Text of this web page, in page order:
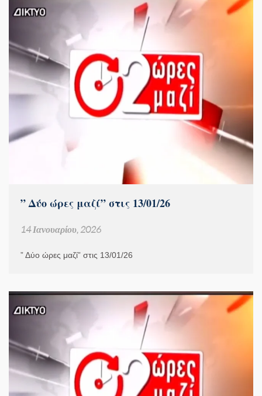
” Δύο ώρες μαζί” στις 13/01/26
14 Ιανουαρίου, 2026
” Δύο ώρες μαζί” στις 13/01/26